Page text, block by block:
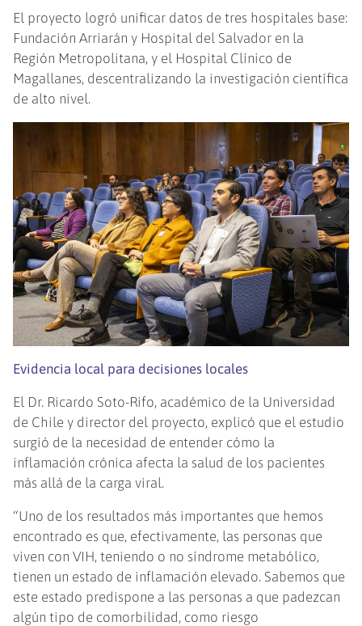
El proyecto logró unificar datos de tres hospitales base:
Fundación Arriarán y Hospital del Salvador en la
Región Metropolitana, y el Hospital Clínico de
Magallanes, descentralizando la investigación científica
de alto nivel.
Evidencia local para decisiones locales
El Dr. Ricardo Soto-Rifo, académico de la Universidad
de Chile y director del proyecto, explicó que el estudio
surgió de la necesidad de entender cómo la
inflamación crónica afecta la salud de los pacientes
más allá de la carga viral.
“Uno de los resultados más importantes que hemos
encontrado es que, efectivamente, las personas que
viven con VIH, teniendo o no síndrome metabólico,
tienen un estado de inflamación elevado. Sabemos que
este estado predispone a las personas a que padezcan
algún tipo de comorbilidad, como riesgo